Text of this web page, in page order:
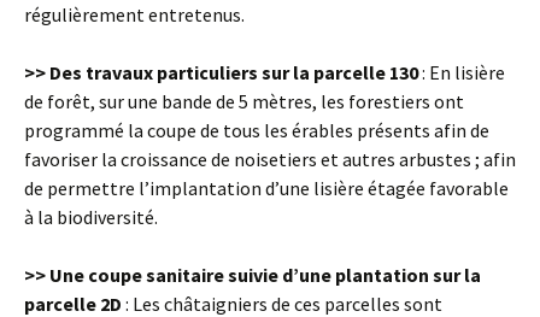
régulièrement entretenus.
>> Des travaux particuliers sur la parcelle 130: En lisière
de forêt, sur une bande de 5 mètres, les forestiers ont
programmé la coupe de tous les érables présents afin de
favoriser la croissance de noisetiers et autres arbustes ; afin
de permettre l’implantation d’une lisière étagée favorable
à la biodiversité.
>> Une coupe sanitaire suivie d’une plantation sur la
parcelle 2D : Les châtaigniers de ces parcelles sont